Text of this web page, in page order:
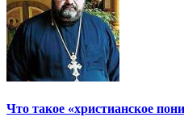
Что такое «христианское